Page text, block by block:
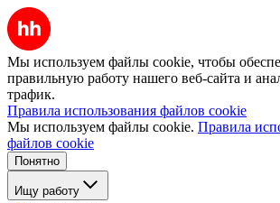
Мы используем файлы cookie, чтобы
правильную работу нашего веб-сайта и
трафик.
Правила использования файлов cookie
Мы используем файлы cookie. Правила
файлов cookie
Понятно
Ищу работу